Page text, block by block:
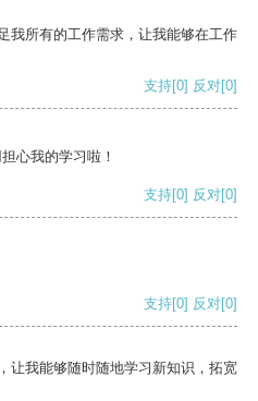
我所有的工作需求，让我能够在工作
支持[0] 反对[0]
心我的学习啦！
支持[0] 反对[0]
支持[0] 反对[0]
让我能够随时随地学习新知识，拓宽